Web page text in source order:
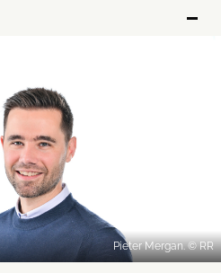
Pieter Mergan. © RR